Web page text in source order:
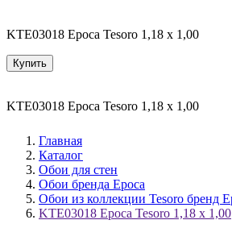
KTE03018 Epoca Tesoro 1,18 x 1,00
Купить
KTE03018 Epoca Tesoro 1,18 x 1,00
Главная
Каталог
Обои для стен
Обои бренда Epoca
Обои из коллекции Tesoro бренд
KTE03018 Epoca Tesoro 1,18 x 1,00